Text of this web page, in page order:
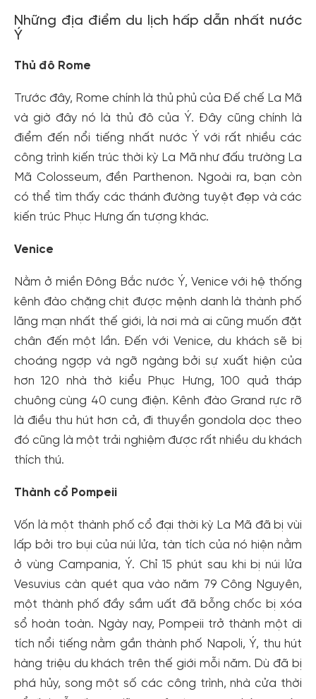
Những địa điểm du lịch hấp dẫn nhất nước
Ý
Thủ đô Rome
Trước đây, Rome chính là thủ phủ của Đế chế La Mã
và giờ đây nó là thủ đô của Ý. Đây cũng chính là
điểm đến nổi tiếng nhất nước Ý với rất nhiều các
công trình kiến trúc thời kỳ La Mã như đấu trường La
Mã Colosseum, đền Parthenon. Ngoài ra, bạn còn
có thể tìm thấy các thánh đường tuyệt đẹp và các
kiến trúc Phục Hưng ấn tượng khác.
Venice
Nằm ở miền Đông Bắc nước Ý, Venice với hệ thống
kênh đào chặng chịt được mệnh danh là thành phố
lãng mạn nhất thế giới, là nơi mà ai cũng muốn đặt
chân đến một lần. Đến với Venice, du khách sẽ bị
choáng ngợp và ngỡ ngàng bởi sự xuất hiện của
hơn 120 nhà thờ kiểu Phục Hưng, 100 quả tháp
chuông cùng 40 cung điện. Kênh đào Grand rực rỡ
là điều thu hút hơn cả, đi thuyền gondola dọc theo
đó cũng là một trải nghiệm được rất nhiều du khách
thích thú.
Thành cổ Pompeii
Vốn là một thành phố cổ đại thời kỳ La Mã đã bị vùi
lấp bởi tro bụi của núi lửa, tàn tích của nó hiện nằm
ở vùng Campania, Ý. Chỉ 15 phút sau khi bị núi lửa
Vesuvius càn quét qua vào năm 79 Công Nguyên,
một thành phố đầy sầm uất đã bỗng chốc bị xóa
sổ hoàn toàn. Ngày nay, Pompeii trở thành một di
tích nổi tiếng nằm gần thành phố Napoli, Ý, thu hút
hàng triệu du khách trên thế giới mỗi năm. Dù đã bị
phá hủy, song một số các công trình, nhà cửa thời